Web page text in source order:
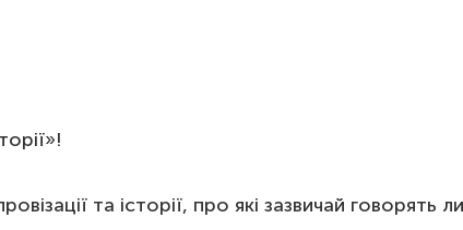
та історії, про які зазвичай говорять